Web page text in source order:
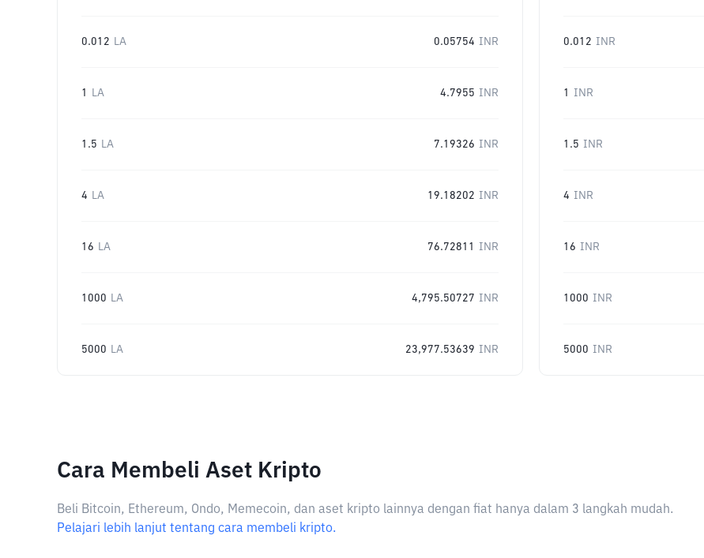
0.012 LA 0.05754 INR
1 LA 4.7955 INR
1.5 LA 7.19326 INR
4 LA 19.18202 INR
16 LA 76.72811 INR
1000 LA 4,795.50727 INR
5000 LA 23,977.53639 INR
0.012 INR
1 INR
1.5 INR
4 INR
16 INR
1000 INR
5000 INR
Cara Membeli Aset Kripto
Beli Bitcoin, Ethereum, Ondo, Memecoin, dan aset kripto lainnya dengan fiat hanya dalam 3 langkah mudah.
Pelajari lebih lanjut tentang cara membeli kripto.